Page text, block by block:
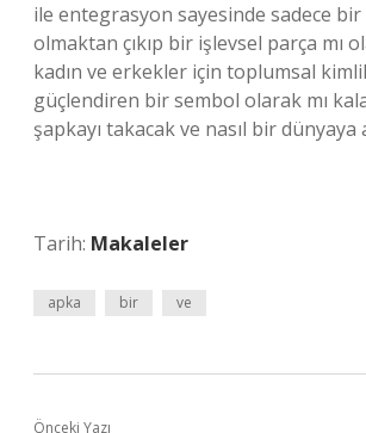
ile entegrasyon sayesinde sadece
olmaktan çıkıp bir işlevsel parça mı
kadın ve erkekler için toplumsal
güçlendiren bir sembol olarak mı
şapkayı takacak ve nasıl bir dünyaya
Tarih: Makaleler
apka bir ve
Önceki Yazı